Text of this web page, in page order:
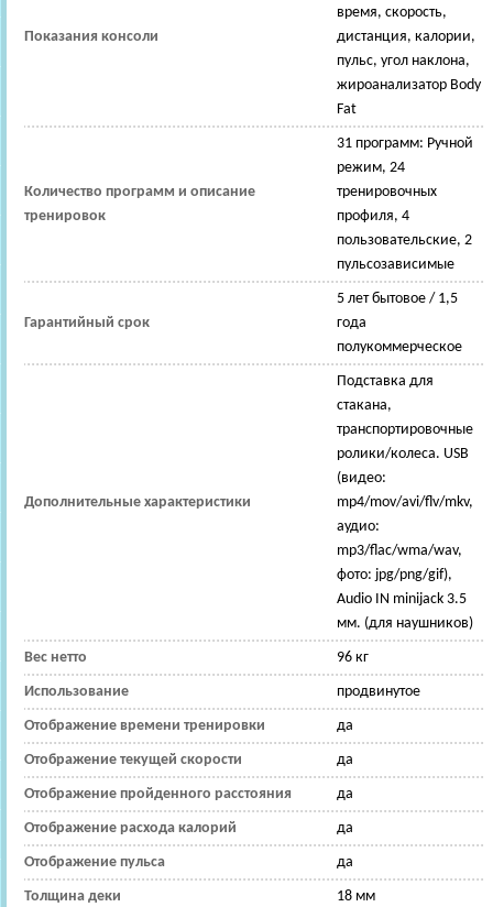
Показания консоли
время, скорость,
дистанция, калории,
пульс, угол наклона,
жироанализатор Body
Fat
Количество программ и описание
тренировок
31 программ: Ручной
режим, 24
тренировочных
профиля, 4
пользовательские, 2
пульсозависимые
Гарантийный срок
5 лет бытовое / 1,5
года
полукоммерческое
Дополнительные характеристики
Подставка для
стакана,
транспортировочные
ролики/колеса. USB
(видео:
mp4/mov/avi/flv/mkv,
аудио:
mp3/flac/wma/wav,
фото: jpg/png/gif),
Audio IN minijack 3.5
мм. (для наушников)
Вес нетто 96 кг
Использование продвинутое
Отображение времени тренировки да
Отображение текущей скорости да
Отображение пройденного расстояния да
Отображение расхода калорий да
Отображение пульса да
Толщина деки 18 мм